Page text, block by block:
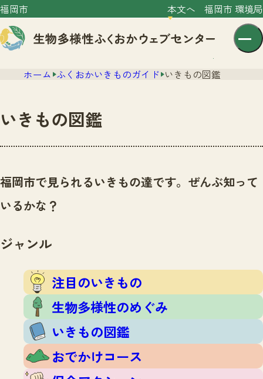
福岡市 本文へ 福岡市 環境局
センター紹介
センター紹介TOP
サイトポリシー
ニュース
いきものガイド
注目のいきもの
生物多様性のめぐみ
いきもの図鑑
おでかけコース
保全アクション
イベント
いきもの調査隊
調査レポート
調査レポートTOP
調査結果
ふくおかいきものマップ
マッチング
お問合せ
ホーム ふくおかいきものガイド いきもの図鑑
いきもの図鑑
福岡市で見られるいきもの達です。ぜんぶ知って
いるかな？
ジャンル
注目のいきもの
生物多様性のめぐみ
いきもの図鑑
おでかけコース